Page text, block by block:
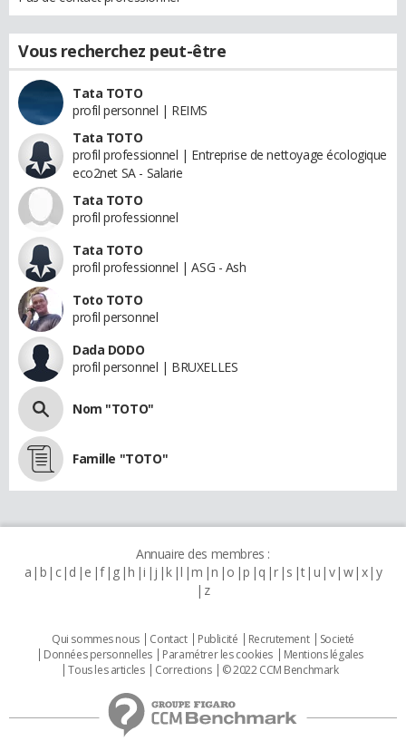
Vous recherchez peut-être
Tata TOTO
profil personnel | REIMS
Tata TOTO
profil professionnel | Entreprise de nettoyage écologique
eco2net SA - Salarie
Tata TOTO
profil professionnel
Tata TOTO
profil professionnel | ASG - Ash
Toto TOTO
profil personnel
Dada DODO
profil personnel | BRUXELLES
Nom "TOTO"
Famille "TOTO"
Annuaire des membres :
a b c d e f g h i j k l m n o p q r s t u v w x y
z
Qui sommes nous Contact Publicité Recrutement
Societé
Données personnelles
Paramétrer les cookies
Mentions légales
Tous les articles
Corrections © 2022 CCM Benchmark